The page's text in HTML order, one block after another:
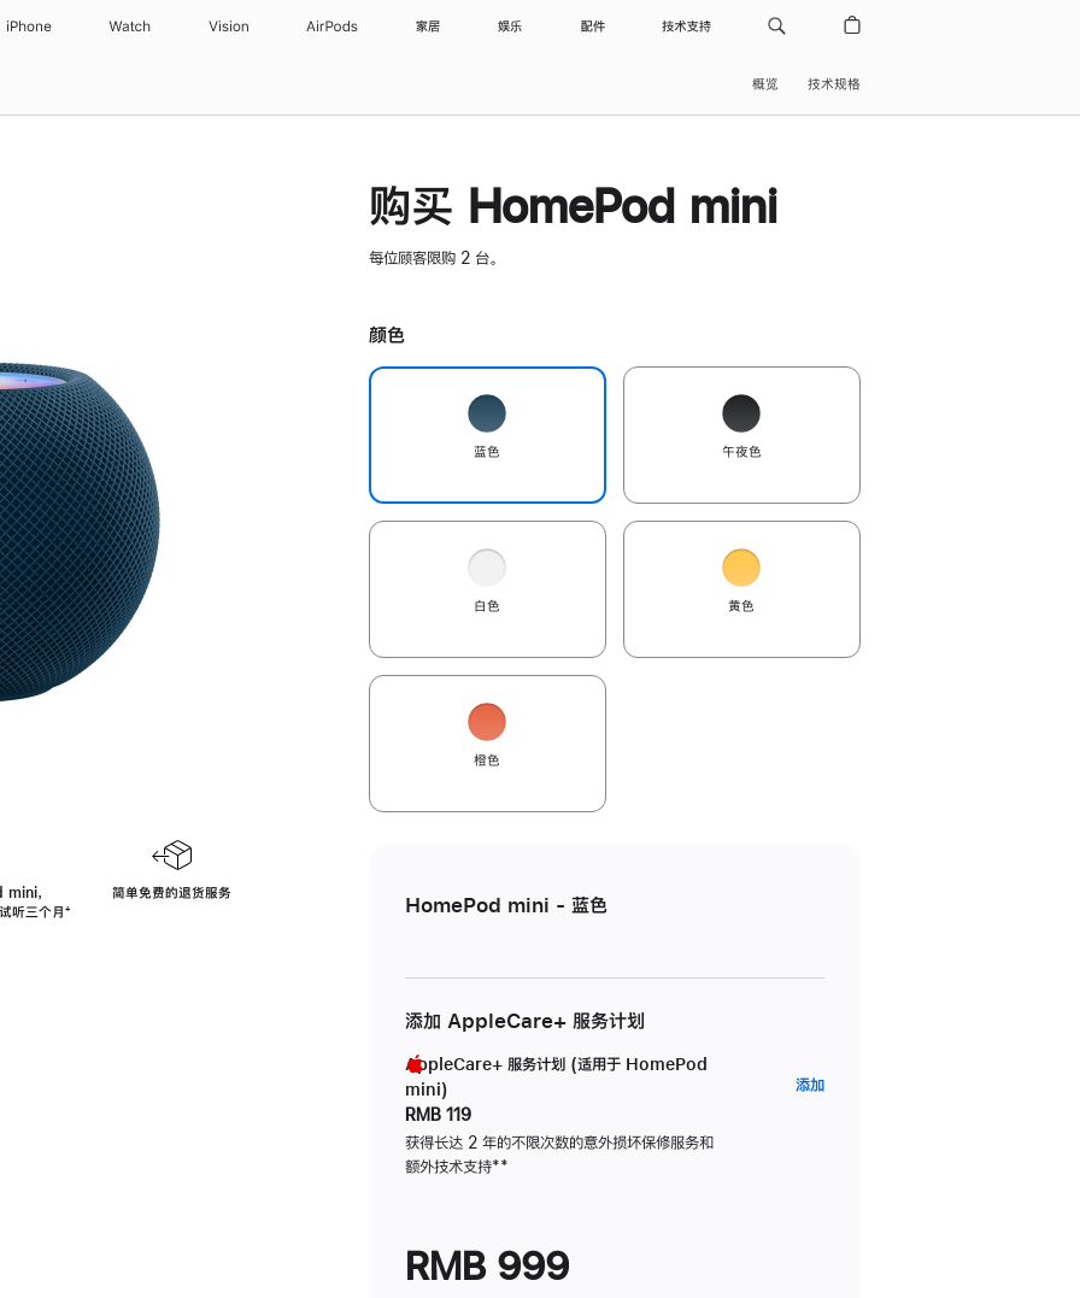
iPhone Watch Vision AirPods 家居 娱乐 配件 技术支持
概览 技术规格
，
听三个月脚
⁺
简单免费的退货服务
购买 HomePod mini
每位顾客限购 2 台。
颜色
蓝色 午夜色
白色 黄色
橙色
HomePod mini - 蓝色
添加 AppleCare+ 服务计划
AppleCare+ 服务计划 (适用于 HomePod
mini)
RMB 119
获得长达 2 年的不限次数的意外损坏保修服务和
额外技术支持脚
**
添加AppleCare+
RMB 999